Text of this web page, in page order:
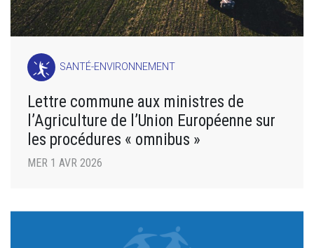
SANTÉ-ENVIRONNEMENT
Lettre commune aux ministres de
l’Agriculture de l’Union Européenne sur
les procédures « omnibus »
MER 1 AVR 2026